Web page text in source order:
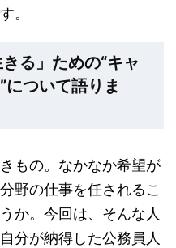
。
る」ための“キャ
について語りま
もの。なかなか希望が
野の仕事を任されるこ
か。今回は、そんな人
分が納得した公務員人